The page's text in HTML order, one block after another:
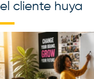
el cliente huya